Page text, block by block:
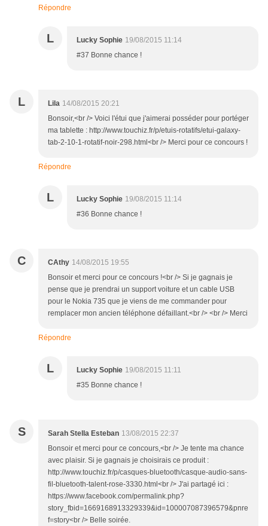
Répondre
L Lucky Sophie 19/08/2015 11:14
#37 Bonne chance !
L Lila 14/08/2015 20:21
Bonsoir,<br /> Voici l'étui que j'aimerai posséder pour portéger
ma tablette : http://www.touchiz.fr/p/etuis-rotatifs/etui-galaxy-
tab-2-10-1-rotatif-noir-298.html<br /> Merci pour ce concours !
Répondre
L Lucky Sophie 19/08/2015 11:14
#36 Bonne chance !
C CAthy 14/08/2015 19:55
Bonsoir et merci pour ce concours !<br /> Si je gagnais je
pense que je prendrai un support voiture et un cable USB
pour le Nokia 735 que je viens de me commander pour
remplacer mon ancien téléphone défaillant.<br /> <br /> Merci
Répondre
L Lucky Sophie 19/08/2015 11:11
#35 Bonne chance !
S Sarah Stella Esteban 13/08/2015 22:37
Bonsoir et merci pour ce concours,<br /> Je tente ma chance
avec plaisir. Si je gagnais je choisirais ce produit :
http://www.touchiz.fr/p/casques-bluetooth/casque-audio-sans-
fil-bluetooth-talent-rose-3330.html<br /> J'ai partagé ici :
https://www.facebook.com/permalink.php?
story_fbid=1669168913329339&id=100007087396579&pnre
f=story<br /> Belle soirée.